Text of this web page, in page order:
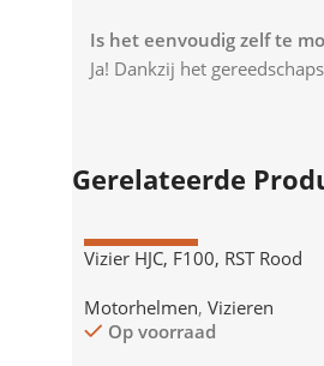
Is het eenvoudig zelf te
Ja! Dankzij het
Gerelateerde
AANBIEDING
Vizier HJC, F100, RST Rood
Motorhelmen, Vizieren
Op voorraad